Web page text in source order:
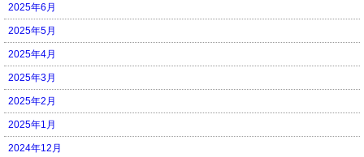
2025年6月
2025年5月
2025年4月
2025年3月
2025年2月
2025年1月
2024年12月